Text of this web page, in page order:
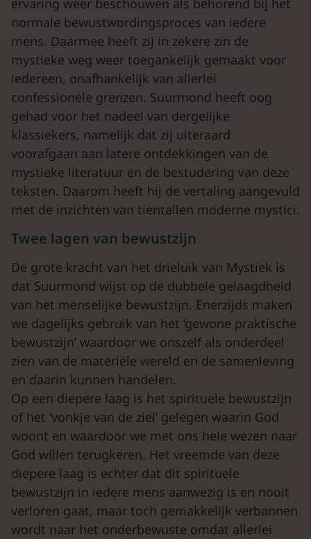
ervaring weer beschouwen als behorend bij het
normale bewustwordingsproces van iedere
mens. Daarmee heeft zij in zekere zin de
mystieke weg weer toegankelijk gemaakt voor
iedereen, onafhankelijk van allerlei
confessionele grenzen. Suurmond heeft oog
gehad voor het nadeel van dergelijke
klassiekers, namelijk dat zij uiteraard
voorafgaan aan latere ontdekkingen van de
mystieke literatuur en de bestudering van deze
teksten. Daarom heeft hij de vertaling aangevuld
met de inzichten van tientallen moderne mystici.
Twee lagen van bewustzijn
De grote kracht van het drieluik van Mystiek is
dat Suurmond wijst op de dubbele gelaagdheid
van het menselijke bewustzijn. Enerzijds maken
we dagelijks gebruik van het ‘gewone praktische
bewustzijn’ waardoor we onszelf als onderdeel
zien van de materiële wereld en de samenleving
en daarin kunnen handelen.
Op een diepere laag is het spirituele bewustzijn
of het ‘vonkje van de ziel’ gelegen waarin God
woont en waardoor we met ons hele wezen naar
God willen terugkeren. Het vreemde van deze
diepere laag is echter dat dit spirituele
bewustzijn in iedere mens aanwezig is en nooit
verloren gaat, maar toch gemakkelijk verbannen
wordt naar het onderbewuste omdat allerlei